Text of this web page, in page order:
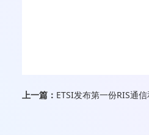
上一篇： ETSI发布第一份RIS通